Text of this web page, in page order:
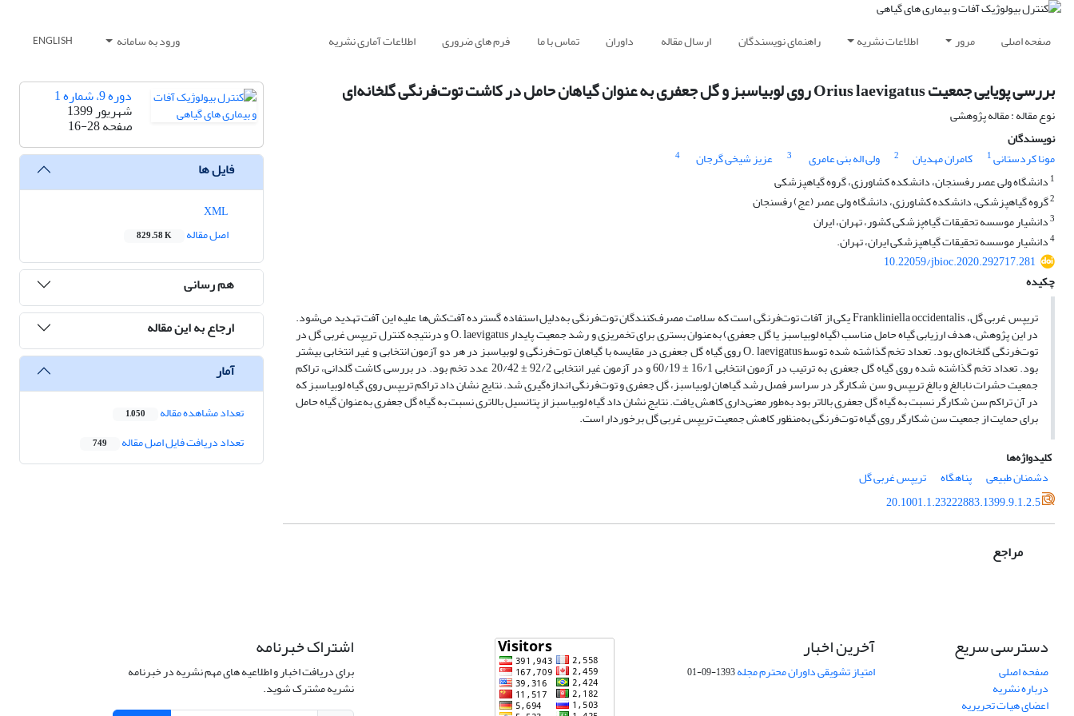
صفحه اصلی مرور اطلاعات نشریه راهنمای نویسندگان ارسال مقاله داوران تماس با ما فرم های ضروری اطلاعات آماری نشریه ورود به سامانه ENGLISH
بررسی پویایی جمعیت Orius laevigatus روی لوبیاسبز و گل جعفری به عنوان گیاهان حامل در کاشت توت‌فرنگی گلخانه‌ای
نوع مقاله : مقاله پژوهشی
نویسندگان
مونا کردستانی1 کامران مهدیان 2 ولی اله بنی عامری 3 عزیز شیخی گرجان
4
1 دانشگاه ولی عصر رفسنجان، دانشکده کشاورزی، گروه گیاهپزشکی
2گروه گیاهپزشکی، دانشکده کشاورزی، دانشگاه ولی عصر (عج) رفسنجان
3دانشیار موسسه تحقیقات گیاه‌پزشکی کشور، تهران، ایران
4دانشیار موسسه تحقیقات گیاهپزشکی ایران، تهران.
10.22059/jbioc.2020.292717.281
چکیده
تریپس غربی گل، Frankliniella occidentalis یکی از آفات توت‌فرنگی است که سلامت مصرف‌کنندگان توت‌فرنگی به‌دلیل استفاده گسترده آفت‌کش‌ها علیه این آفت تهدید می‌شود.
در این پژوهش، هدف ارزیابی گیاه حامل مناسب (گیاه لوبیاسبز یا گل جعفری) به‌عنوان بستری برای تخمریزی و رشد جمعیت پایدار O. laevigatus و درنتیجه کنترل تریپس غربی گل در
توت‌فرنگی گلخانه‌ای بود. تعداد تخم گذاشته شده توسط O. laevigatus روی گیاه گل جعفری در مقایسه با گیاهان توت‌فرنگی و لوبیاسبز در هر دو آزمون انتخابی و غیر انتخابی بیشتر
بود. تعداد تخم گذاشته شده روی گیاه گل جعفری به ترتیب در آزمون انتخابی 16/1 ± 60/19 و در آزمون غیر انتخابی 92/2 ± 20/42 عدد تخم بود. در بررسی کاشت گلدانی، تراکم
جمعیت حشرات نابالغ و بالغ تریپس و سن شکارگر در سراسر فصل رشد گیاهان لوبیاسبز، گل جعفری و توت‌فرنگی اندازه‌گیری شد. نتایج نشان داد تراکم تریپس‌ روی گیاه لوبیاسبز که
در آن تراکم سن‌ شکارگر نسبت به گیاه گل جعفری بالاتر بود به‌طور معنی‌داری کاهش یافت. نتایج نشان داد گیاه لوبیاسبز از پتانسیل بالاتری نسبت به گیاه گل جعفری به‌عنوان گیاه حامل
برای حمایت از جمعیت سن شکارگر روی گیاه توت‌فرنگی به‌منظور کاهش جمعیت تریپس غربی گل برخوردار است.
کلیدواژه‌ها
دشمنان طبیعی
پناهگاه
تریپس غربی گل
20.1001.1.23222883.1399.9.1.2.5
مراجع
دوره 9، شماره 1
شهریور 1399
صفحه16-28
فایل ها
اصل مقاله
829.58 K
هم رسانی
ارجاع به این مقاله
آمار
تعداد مشاهده مقاله 1,050
تعداد دریافت فایل اصل مقاله 749
دسترسی سریع
صفحه اصلی
درباره نشریه
اعضای هیات تحریریه
آخرین اخبار
امتیاز تشویقی داوران محترم مجله1393-09-01
اشتراک خبرنامه
برای دریافت اخبار و اطلاعیه های مهم نشریه در خبرنامه
نشریه مشترک شوید.